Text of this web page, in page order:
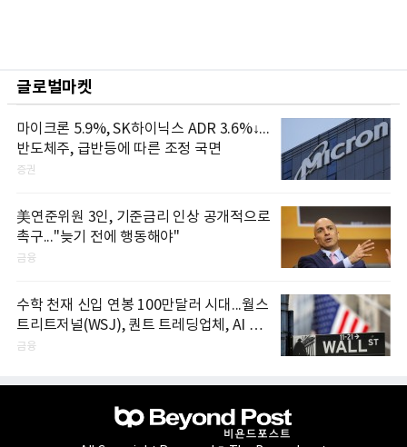
글로벌마켓
마이크론 5.9%, SK하이닉스 ADR 3.6%↓...
반도체주, 급반등에 따른 조정 국면
증권
美연준위원 3인, 기준금리 인상 공개적으로
촉구..."늦기 전에 행동해야"
금융
수학 천재 신입 연봉 100만달러 시대...월스
트리트저널(WSJ), 퀀트 트레딩업체, AI 기
업들 인재 확보 경쟁
금융